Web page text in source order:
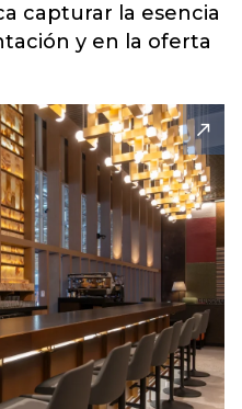
capturar la esencia
y en la oferta